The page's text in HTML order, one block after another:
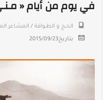
في يوم من أيام «
الحــج و الطــوافة / المشاعر
بتاريخ2015/09/23